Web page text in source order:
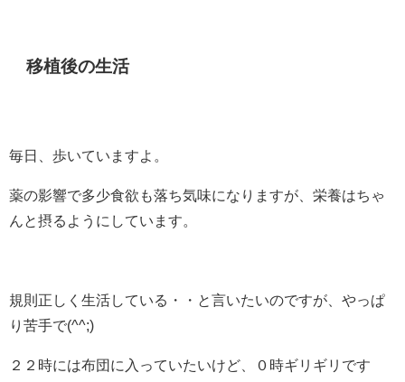
移植後の生活
毎日、歩いていますよ。
薬の影響で多少食欲も落ち気味になりますが、栄養はちゃ
んと摂るようにしています。
規則正しく生活している・・と言いたいのですが、やっぱ
り苦手で(^^;)
２２時には布団に入っていたいけど、０時ギリギリです